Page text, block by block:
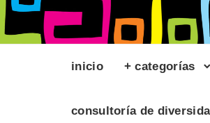
inicio + categorías
consultoría de